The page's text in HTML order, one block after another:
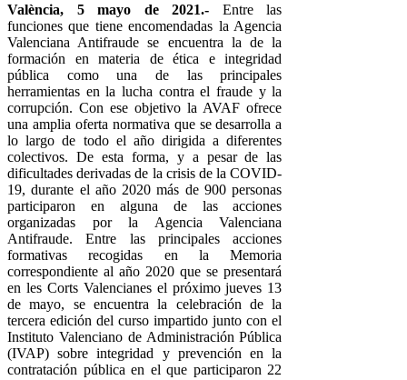
València, 5 mayo de 2021.- Entre las
funciones que tiene encomendadas la Agencia
Valenciana Antifraude se encuentra la de la
formación en materia de ética e integridad
pública como una de las principales
herramientas en la lucha contra el fraude y la
corrupción. Con ese objetivo la AVAF ofrece
una amplia oferta normativa que se desarrolla a
lo largo de todo el año dirigida a diferentes
colectivos. De esta forma, y a pesar de las
dificultades derivadas de la crisis de la COVID-
19, durante el año 2020 más de 900 personas
participaron en alguna de las acciones
organizadas por la Agencia Valenciana
Antifraude.
Entre las principales acciones
formativas recogidas en la Memoria
correspondiente al año 2020 que se presentará
en les Corts Valencianes el próximo jueves 13
de mayo, se encuentra la celebración de la
tercera edición del curso impartido junto con el
Instituto Valenciano de Administración Pública
(IVAP) sobre integridad y prevención en la
contratación pública en el que participaron 22